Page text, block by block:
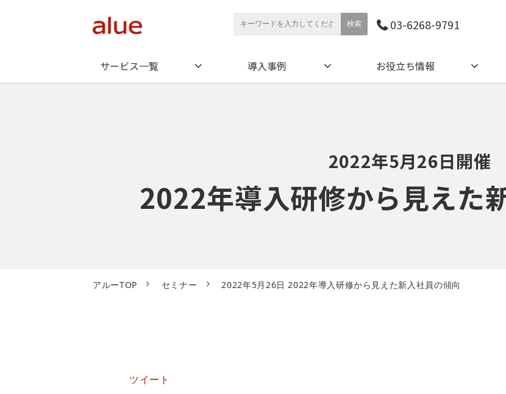
03-6268-9791
サービス一覧 導入事例 お役立ち情報
2022年5月26日開催
2022年導入研修から見えた
アルーTOP セミナー 2022年5月26日 2022年導入研修から見えた新入社員の傾向
ツイート